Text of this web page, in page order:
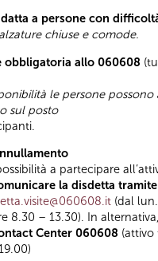
a persone con
chiuse e comode.
obbligatoria allo 060608
le persone possono
sul posto
a partecipare
la disdetta
(dal
8.30 – 13.30). In
Center 060608